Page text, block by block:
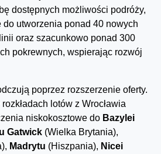
dostępnych możliwości podróży,
utworzenia ponad 40 nowych
oraz szacunkowo ponad 300
pokrewnych, wspierając rozwój
poprzez rozszerzenie oferty.
lotów z Wrocławia
niskokosztowe do Bazylei
Gatwick (Wielka Brytania),
Madrytu (Hiszpania), Nicei